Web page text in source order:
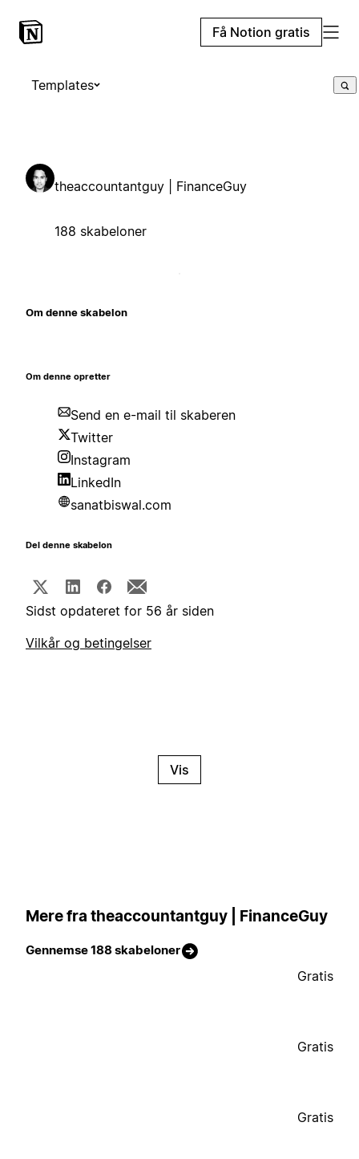
Få Notion gratis
Templates
theaccountantguy | FinanceGuy
188 skabeloner
Om denne skabelon
Om denne opretter
Send en e-mail til skaberen
Twitter
Instagram
LinkedIn
sanatbiswal.com
Del denne skabelon
Sidst opdateret for 56 år siden
Vilkår og betingelser
Vis
Mere fra theaccountantguy | FinanceGuy
Gennemse 188 skabeloner
Gratis
Gratis
Gratis